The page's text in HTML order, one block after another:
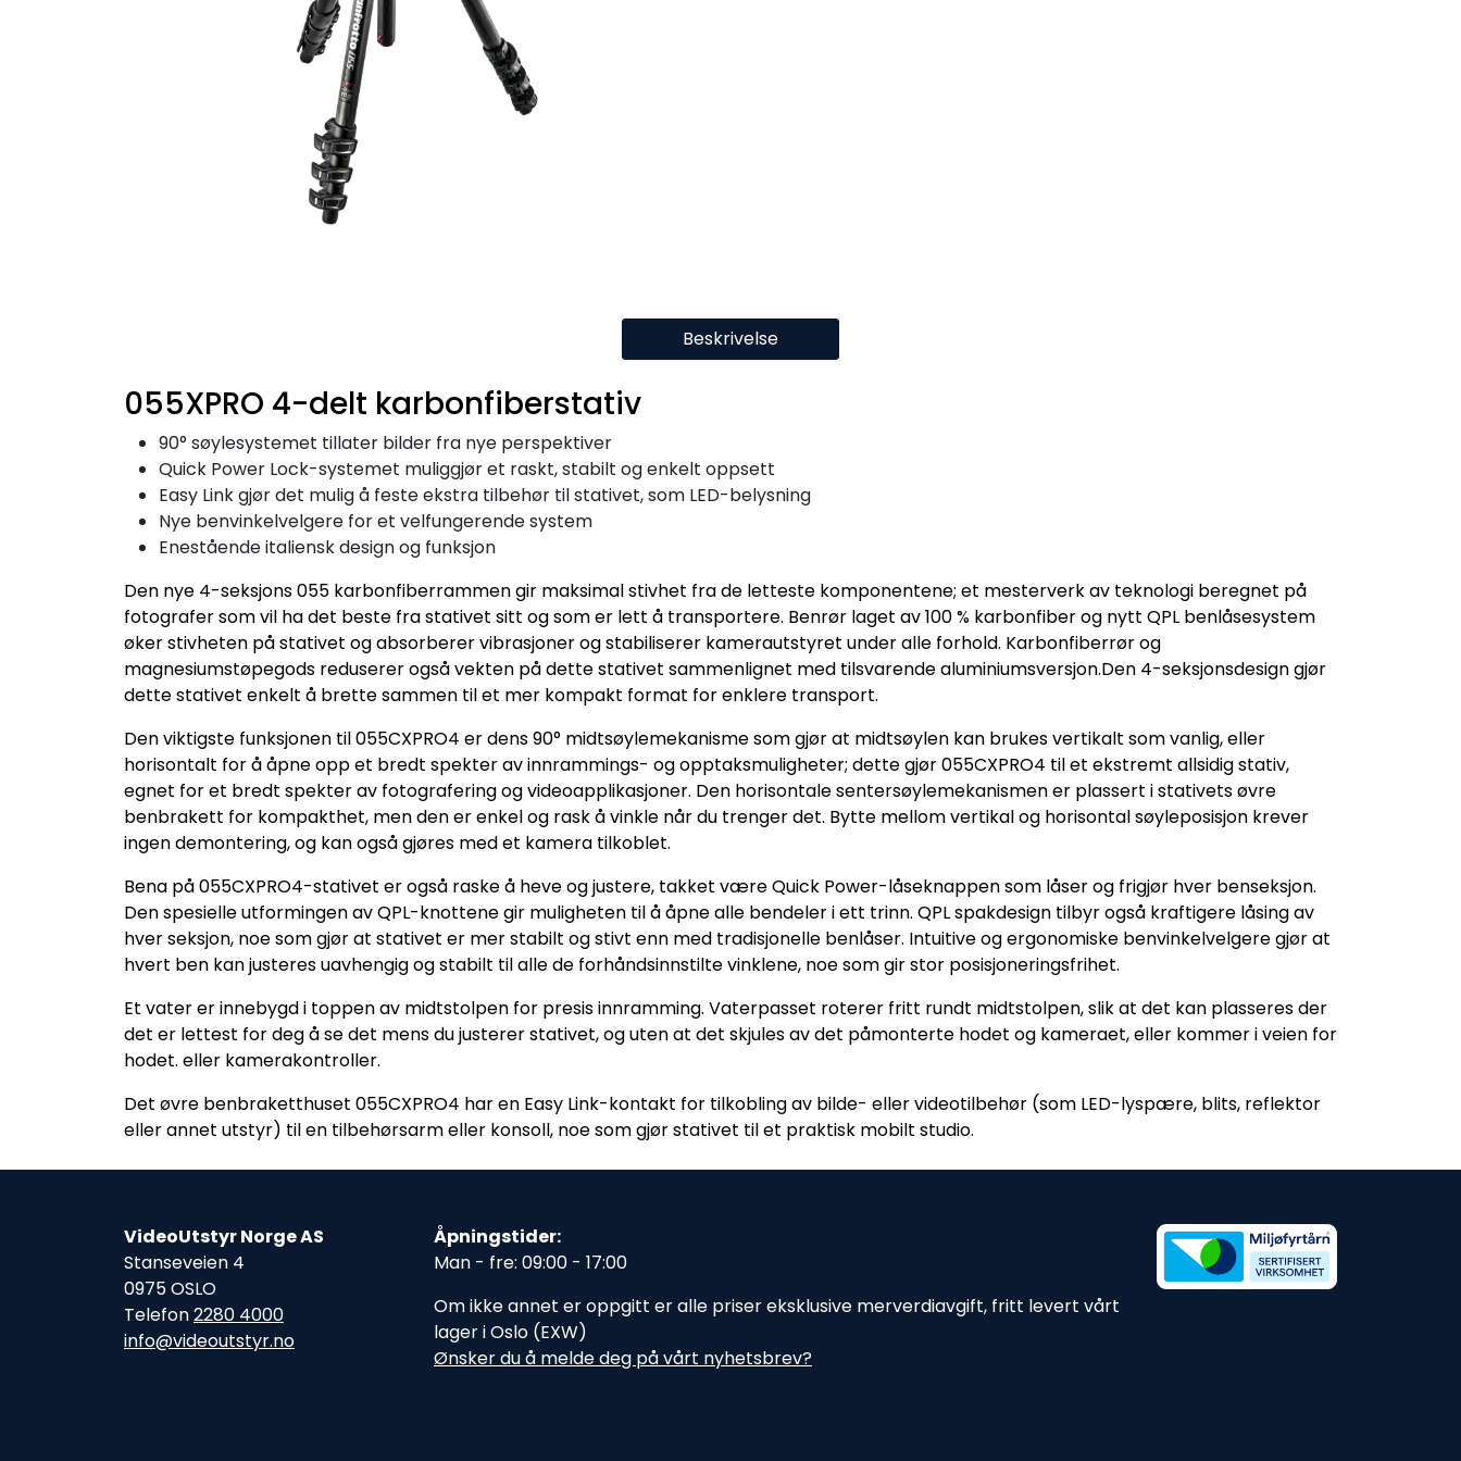
Beskrivelse
055XPRO 4-delt karbonfiberstativ
90° søylesystemet tillater bilder fra nye perspektiver
Quick Power Lock-systemet muliggjør et raskt, stabilt og enkelt oppsett
Easy Link gjør det mulig å feste ekstra tilbehør til stativet, som LED-belysning
Nye benvinkelvelgere for et velfungerende system
Enestående italiensk design og funksjon
Den nye 4-seksjons 055 karbonfiberrammen gir maksimal stivhet fra de letteste komponentene; et mesterverk av teknologi beregnet på
fotografer som vil ha det beste fra stativet sitt og som er lett å transportere. Benrør laget av 100 % karbonfiber og nytt QPL benlåsesystem
øker stivheten på stativet og absorberer vibrasjoner og stabiliserer kamerautstyret under alle forhold. Karbonfiberrør og
magnesiumstøpegods reduserer også vekten på dette stativet sammenlignet med tilsvarende aluminiumsversjon.Den 4-seksjonsdesign gjør
dette stativet enkelt å brette sammen til et mer kompakt format for enklere transport.
Den viktigste funksjonen til 055CXPRO4 er dens 90° midtsøylemekanisme som gjør at midtsøylen kan brukes vertikalt som vanlig, eller
horisontalt for å åpne opp et bredt spekter av innrammings- og opptaksmuligheter; dette gjør 055CXPRO4 til et ekstremt allsidig stativ,
egnet for et bredt spekter av fotografering og videoapplikasjoner. Den horisontale sentersøylemekanismen er plassert i stativets øvre
benbrakett for kompakthet, men den er enkel og rask å vinkle når du trenger det. Bytte mellom vertikal og horisontal søyleposisjon krever
ingen demontering, og kan også gjøres med et kamera tilkoblet.
Bena på 055CXPRO4-stativet er også raske å heve og justere, takket være Quick Power-låseknappen som låser og frigjør hver benseksjon.
Den spesielle utformingen av QPL-knottene gir muligheten til å åpne alle bendeler i ett trinn. QPL spakdesign tilbyr også kraftigere låsing av
hver seksjon, noe som gjør at stativet er mer stabilt og stivt enn med tradisjonelle benlåser. Intuitive og ergonomiske benvinkelvelgere gjør at
hvert ben kan justeres uavhengig og stabilt til alle de forhåndsinnstilte vinklene, noe som gir stor posisjoneringsfrihet.
Et vater er innebygd i toppen av midtstolpen for presis innramming. Vaterpasset roterer fritt rundt midtstolpen, slik at det kan plasseres der
det er lettest for deg å se det mens du justerer stativet, og uten at det skjules av det påmonterte hodet og kameraet, eller kommer i veien for
hodet. eller kamerakontroller.
Det øvre benbraketthuset 055CXPRO4 har en Easy Link-kontakt for tilkobling av bilde- eller videotilbehør (som LED-lyspære, blits, reflektor
eller annet utstyr) til en tilbehørsarm eller konsoll, noe som gjør stativet til et praktisk mobilt studio.
VideoUtstyr Norge AS
Stanseveien 4
0975 OSLO
Telefon2280 4000
info@videoutstyr.no
Åpningstider:
Man - fre: 09:00 - 17:00
Om ikke annet er oppgitt er alle priser eksklusive merverdiavgift, fritt levert vårt
lager i Oslo (EXW)
Ønsker du å melde deg på vårt nyhetsbrev?